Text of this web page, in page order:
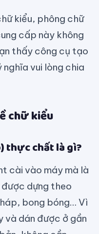
kiểu, phông chữ
cấp này không
thấy công cụ tạo
vui lòng chia
chữ kiểu
thực chất là gì?
cài vào máy mà là
dựng theo
bong bóng… Vì
và dán được ở gần